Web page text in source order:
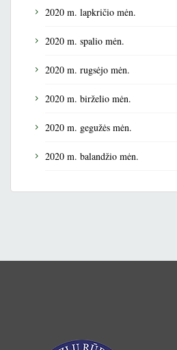
2020 m. lapkričio mėn.
2020 m. spalio mėn.
2020 m. rugsėjo mėn.
2020 m. birželio mėn.
2020 m. gegužės mėn.
2020 m. balandžio mėn.